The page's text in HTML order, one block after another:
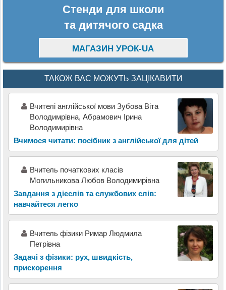
Стенди для школи
та дитячого садка
МАГАЗИН УРОК-UA
ТАКОЖ ВАС МОЖУТЬ ЗАЦІКАВИТИ
Вчителі англійської мови Зубова Віта
Володимрівна, Абрамович Ірина
Володимирівна
Вчимося читати: посібник з англійської для дітей
Вчитель початкових класів
Могильникова Любов Володимирівна
Завдання з дієслів та службових слів:
навчайтеся легко
Вчитель фізики Римар Людмила
Петрівна
Задачі з фізики: рух, швидкість,
прискорення